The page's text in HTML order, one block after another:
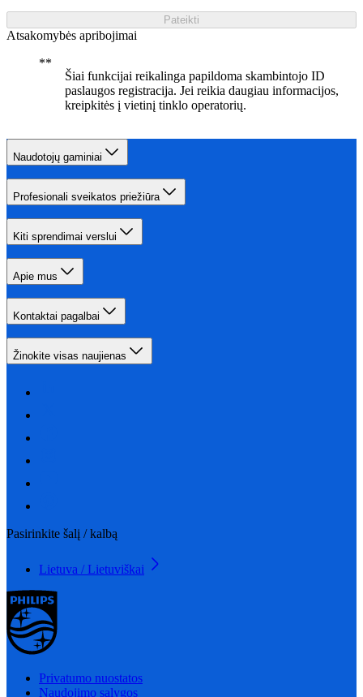
Pateikti
Atsakomybės apribojimai
Šiai funkcijai reikalinga papildoma skambintojo ID
paslaugos registracija. Jei reikia daugiau informacijos,
kreipkitės į vietinį tinklo operatorių.
Naudotojų gaminiai
Profesionali sveikatos priežiūra
Kiti sprendimai verslui
Apie mus
Kontaktai pagalbai
Žinokite visas naujienas
Pasirinkite šalį / kalbą
Lietuva / Lietuviškai
Privatumo nuostatos
Naudojimo sąlygos